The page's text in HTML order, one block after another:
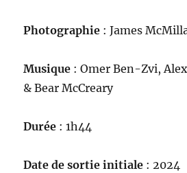
Photographie : James
Musique : Omer Ben-Zvi,
& Bear McCreary
Durée : 1h44
Date de sortie initiale : 2024